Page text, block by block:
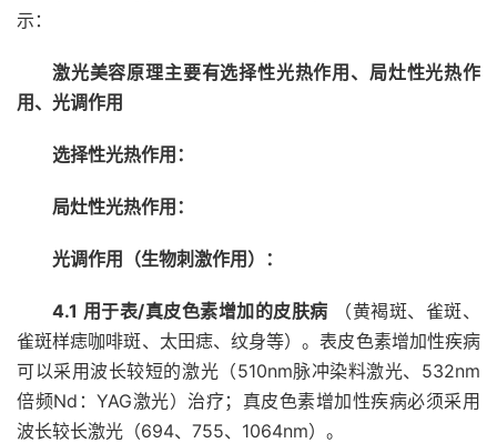
示：
激光美容原理主要有选择性光热作用、局灶性光热作
用、光调作用
选择性光热作用：
局灶性光热作用：
光调作用（生物刺激作用）：
4.1 用于表/真皮色素增加的皮肤病 （黄褐斑、雀斑、
雀斑样痣咖啡斑、太田痣、纹身等）。表皮色素增加性疾病
可以采用波长较短的激光（510nm脉冲染料激光、532nm
倍频Nd：YAG激光）治疗；真皮色素增加性疾病必须采用
波长较长激光（694、755、1064nm）。